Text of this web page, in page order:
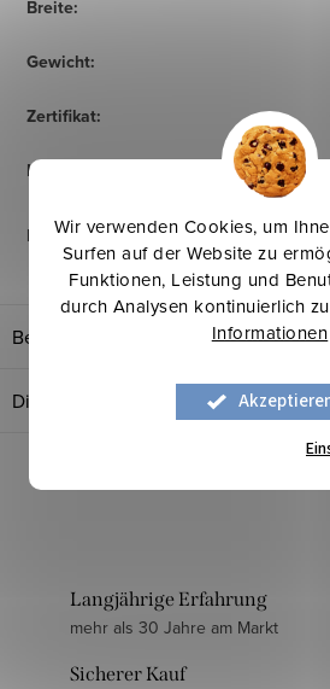
Wir verwenden Cookies, um
Surfen auf der Website zu
Funktionen, Leistung und
durch Analysen kontinuierlich
Informationen
Breite:
Gewicht:
Zertifikat:
Herkunftsland
Pflegehinweise:
Bewertung
Diskussion
Langjährige Erfahrung
mehr als 30 Jahre am Markt
Sicherer Kauf